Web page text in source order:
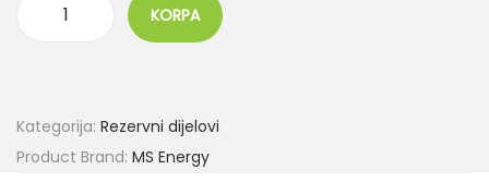
KORPA
Kategorija: Rezervni dijelovi
Product Brand: MS Energy